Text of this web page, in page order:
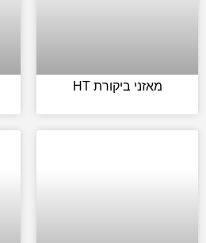
מאזני ביקורת HT